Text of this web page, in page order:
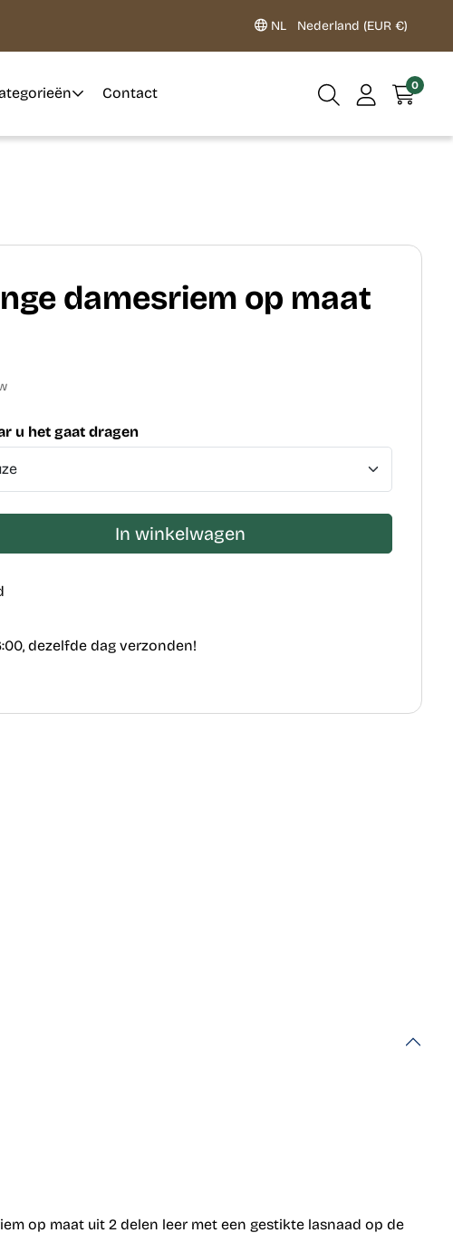
NL Nederland (EUR €)
Contact 0
damesriem op maat
u het gaat dragen
In winkelwagen
dezelfde dag verzonden!
op maat uit 2 delen leer met een gestikte lasnaad op de